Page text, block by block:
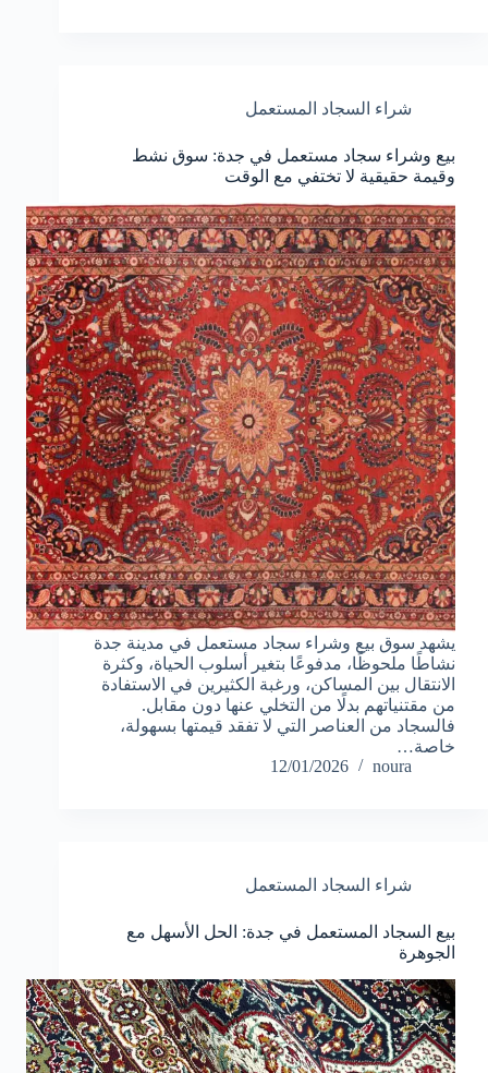
شراء السجاد المستعمل
بيع وشراء سجاد مستعمل في جدة: سوق نشط
وقيمة حقيقية لا تختفي مع الوقت
يشهد سوق بيع وشراء سجاد مستعمل في مدينة جدة
نشاطًا ملحوظًا، مدفوعًا بتغير أسلوب الحياة، وكثرة
الانتقال بين المساكن، ورغبة الكثيرين في الاستفادة
من مقتنياتهم بدلًا من التخلي عنها دون مقابل.
فالسجاد من العناصر التي لا تفقد قيمتها بسهولة،
خاصة…
noura
12/01/2026
شراء السجاد المستعمل
بيع السجاد المستعمل في جدة: الحل الأسهل مع
الجوهرة